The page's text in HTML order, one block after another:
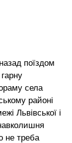
поїздом
села
районі
Львівської і
не треба